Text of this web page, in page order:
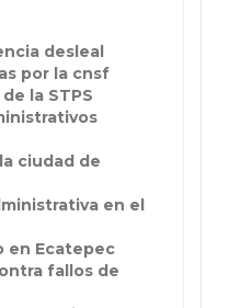
desleal
por la cnsf
la STPS
ciudad de
en el
en Ecatepec
fallos de